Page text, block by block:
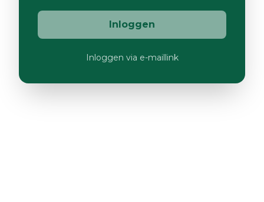
Inloggen
Inloggen via e-maillink